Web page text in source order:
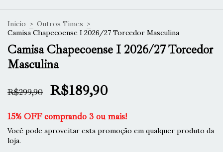
Início > Outros Times >
Camisa Chapecoense I 2026/27 Torcedor Masculina
Camisa Chapecoense I 2026/27 Torcedor
Masculina
R$299,90 R$189,90
15% OFF comprando 3 ou mais!
Você pode aproveitar esta promoção em qualquer produto da
loja.